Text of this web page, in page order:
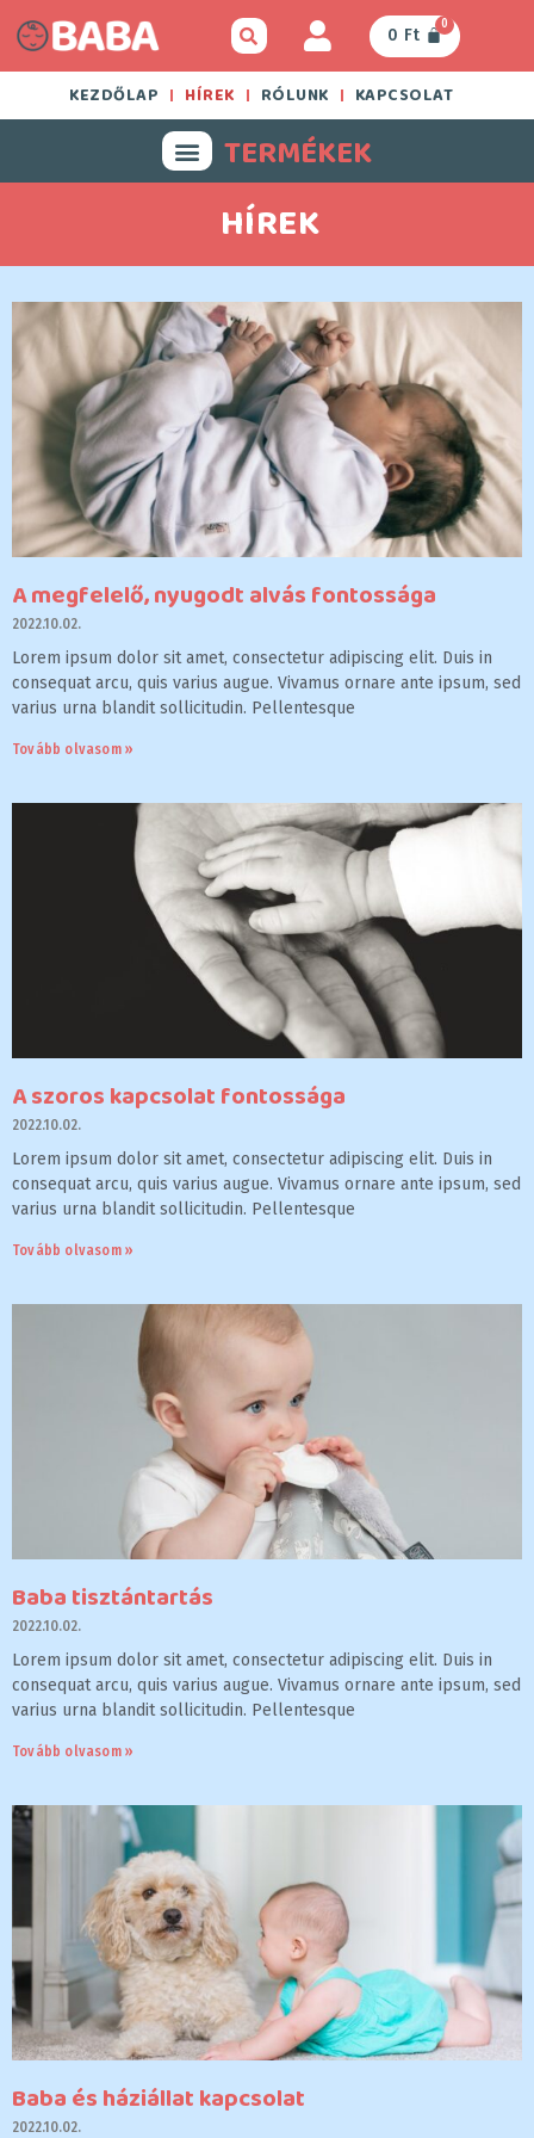
0 Ft
0
KEZDŐLAP HÍREK RÓLUNK KAPCSOLAT
TERMÉKEK
HÍREK
A megfelelő, nyugodt alvás fontossága
2022.10.02.
Lorem ipsum dolor sit amet, consectetur adipiscing elit. Duis in
consequat arcu, quis varius augue. Vivamus ornare ante ipsum, sed
varius urna blandit sollicitudin. Pellentesque
Tovább olvasom »
A szoros kapcsolat fontossága
2022.10.02.
Lorem ipsum dolor sit amet, consectetur adipiscing elit. Duis in
consequat arcu, quis varius augue. Vivamus ornare ante ipsum, sed
varius urna blandit sollicitudin. Pellentesque
Tovább olvasom »
Baba tisztántartás
2022.10.02.
Lorem ipsum dolor sit amet, consectetur adipiscing elit. Duis in
consequat arcu, quis varius augue. Vivamus ornare ante ipsum, sed
varius urna blandit sollicitudin. Pellentesque
Tovább olvasom »
Baba és háziállat kapcsolat
2022.10.02.